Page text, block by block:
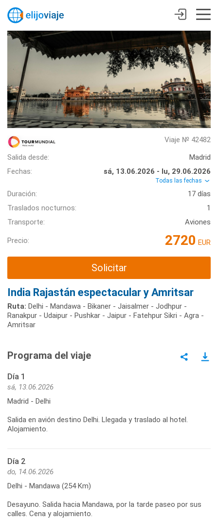
Viaje № 42482
Salida desde:
Madrid
Fechas:
sá, 13.06.2026 - lu, 29.06.2026
Todas las fechas
Duración:
17 días
Traslados nocturnos:
1
Transporte:
Aviones
Precio: 2720 EUR
Solicitar
India Rajastán espectacular y Amritsar
Ruta: Delhi - Mandawa - Bikaner - Jaisalmer - Jodhpur -
Ranakpur - Udaipur - Pushkar - Jaipur - Fatehpur Sikri - Agra -
Amritsar
Programa del viaje
Día 1
sá, 13.06.2026
Madrid - Delhi
Salida en avión destino Delhi. Llegada y traslado al hotel.
Alojamiento.
Día 2
do, 14.06.2026
Delhi - Mandawa (254 Km)
Desayuno. Salida hacia Mandawa, por la tarde paseo por sus
calles. Cena y alojamiento.